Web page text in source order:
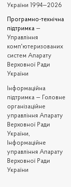
України 1994—2026
Програмно-технічна
підтримка —
Управління
комп'ютеризованих
систем Апарату
Верховної Ради
України
Iнформаційна
підтримка — Головне
організаційне
управління Апарату
Верховної Ради
України,
Інформаційне
управління Апарату
Верховної Ради
України